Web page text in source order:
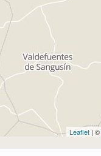
Leaflet | ©